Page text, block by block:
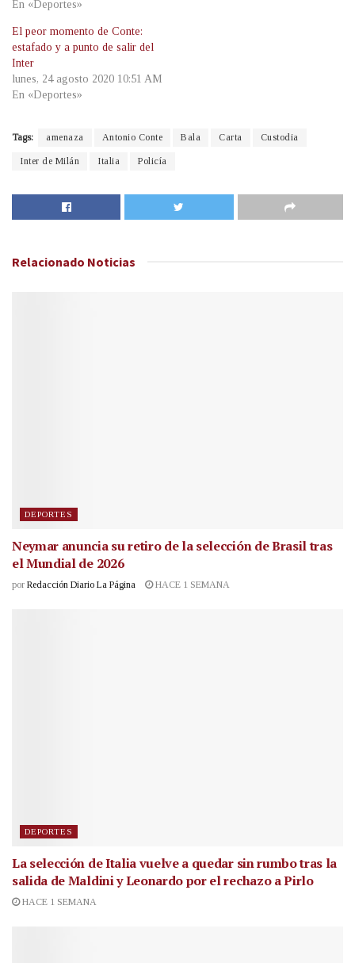
En «Deportes»
El peor momento de Conte:
estafado y a punto de salir del
Inter
lunes, 24 agosto 2020 10:51 AM
En «Deportes»
Tags: amenaza Antonio Conte Bala Carta Custodia
Inter de Milán Italia Policía
Relacionado Noticias
DEPORTES
Neymar anuncia su retiro de la selección de Brasil tras
el Mundial de 2026
por Redacción Diario La Página HACE 1 SEMANA
DEPORTES
La selección de Italia vuelve a quedar sin rumbo tras la
salida de Maldini y Leonardo por el rechazo a Pirlo
HACE 1 SEMANA